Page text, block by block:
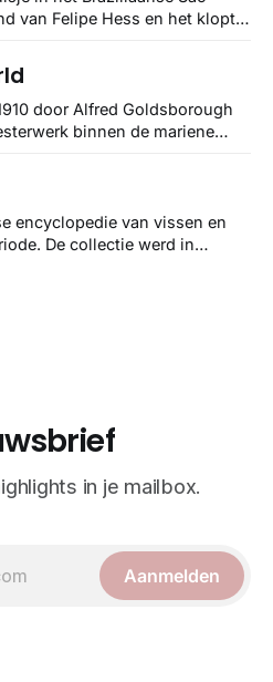
van Felipe Hess en het klopt
door Alfred Goldsborough
binnen de mariene
kwallensoorten en hun
handgetekende
van Mayer zelf.
encyclopedie van vissen en
De collectie werd in
en bijna driedimensionale
in je mailbox.
Aanmelden